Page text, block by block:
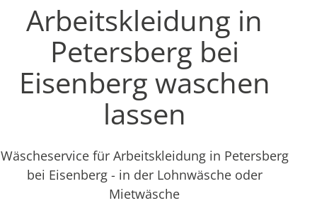
Arbeitskleidung in
Petersberg bei
Eisenberg waschen
lassen
Wäscheservice für Arbeitskleidung in Petersberg
bei Eisenberg - in der Lohnwäsche oder
Mietwäsche